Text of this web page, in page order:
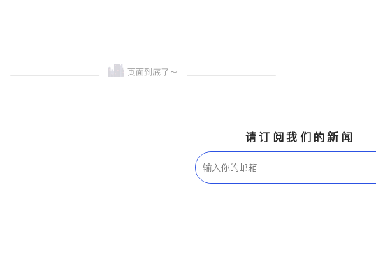
请订阅我们的新闻